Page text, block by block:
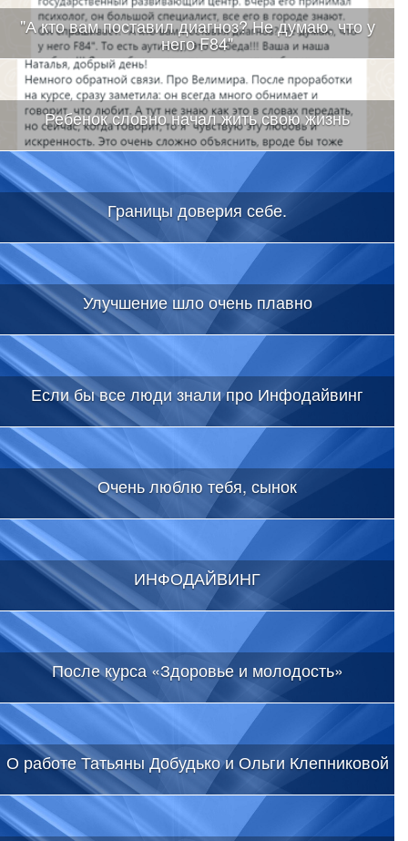
"А кто вам поставил диагноз? Не думаю, что у
него F84"
Ребенок словно начал жить свою жизнь
Границы доверия себе.
Улучшение шло очень плавно
Если бы все люди знали про Инфодайвинг
Очень люблю тебя, сынок
ИНФОДАЙВИНГ
После курса «Здоровье и молодость»
О работе Татьяны Добудько и Ольги Клепниковой